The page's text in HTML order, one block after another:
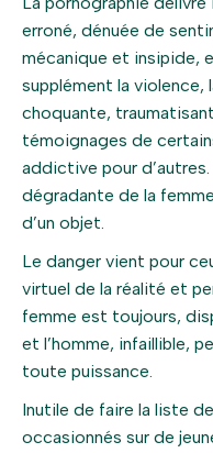
erroné, dénuée de
mécanique et insipide,
supplément la
choquante,
témoignages de
addictive pour
dégradante de la
d’un objet.
Le danger vient pour
virtuel de la réalité et
femme est toujours,
et l’homme, infaillible,
toute puissance.
Inutile de faire la liste
occasionnés sur de